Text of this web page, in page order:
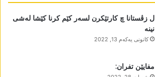
ل زڤستانا چ کارتێکرن لسەر کێم کرنا کێشا لەشی
نینە
كانونی یه‌كه‌م 13, 2022
مفایێن تفران: